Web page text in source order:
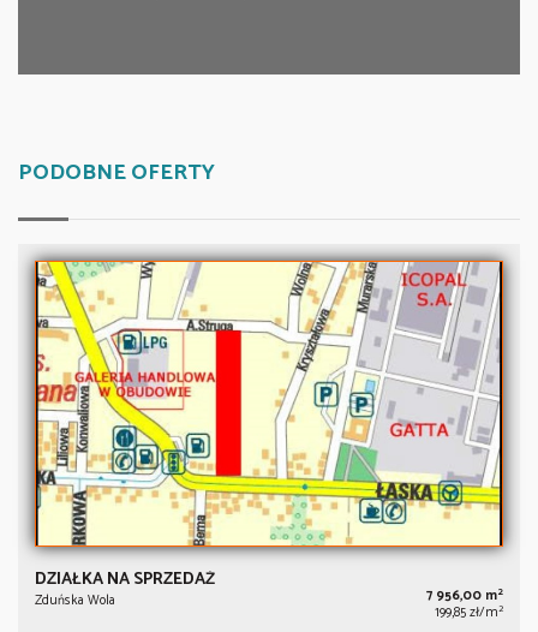
PODOBNE OFERTY
DZIAŁKA NA SPRZEDAŻ
Zduńska Wola 7 956,00 m2
199,85 zł/m2